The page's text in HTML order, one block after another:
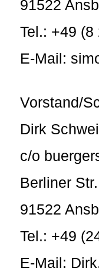
91522
Tel.: +49 (8
E-Mail:
Vorstand/
Dirk
c/o
Berliner
91522
Tel.: +49
E-Mail: